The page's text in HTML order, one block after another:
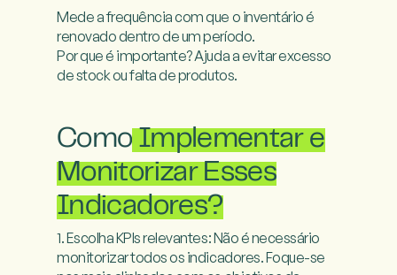
Mede a frequência com que o inventário é
renovado dentro de um período.
Por que é importante? Ajuda a evitar excesso
de stock ou falta de produtos.
Como Implementar e
Monitorizar Esses
Indicadores?
1. Escolha KPIs relevantes: Não é necessário
monitorizar todos os indicadores. Foque-se